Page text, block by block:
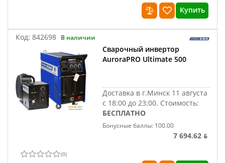
Купить
Код: 842698 В наличии
Сварочный инвертор
AuroraPRO Ultimate 500
Доставка в г.Минск 11 августа
с 18:00 до 23:00. Стоимость:
БЕСПЛАТНО
Бонусные баллы: 100.00
7 694.62 ƃ
(0)